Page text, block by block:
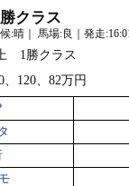
クラス
:晴｜ 馬場:良｜発走
1勝クラス
、120、82万円